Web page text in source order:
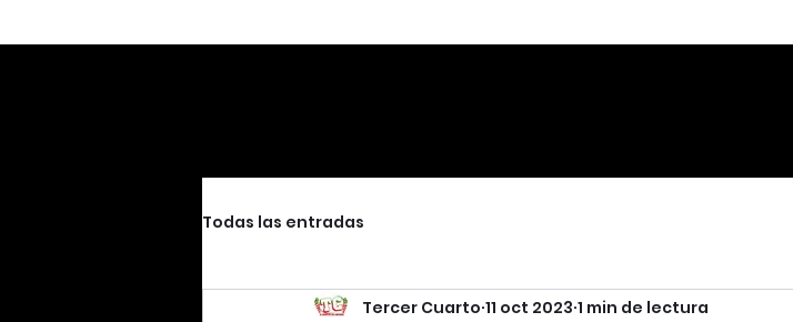
Todas las entradas
Tercer Cuarto 11 oct 2023 1 min de lectura